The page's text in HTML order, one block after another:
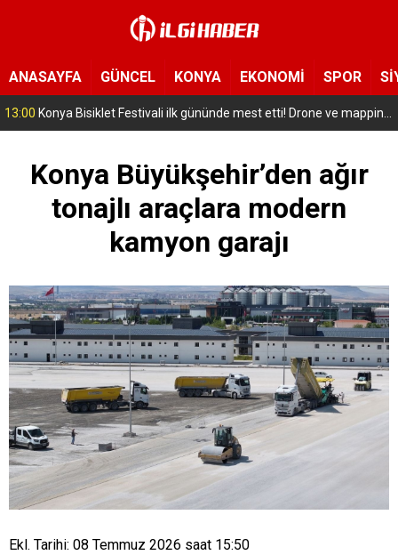
ANASAYFA GÜNCEL KONYA EKONOMİ SPOR
12:57 Seyit Sayaner, CHP Gençlik Kolları Genel Başkan Yardımcılığına getirildi
Konya Büyükşehir’den ağır
tonajlı araçlara modern
kamyon garajı
Ekl. Tarihi: 08 Temmuz 2026 saat 15:50